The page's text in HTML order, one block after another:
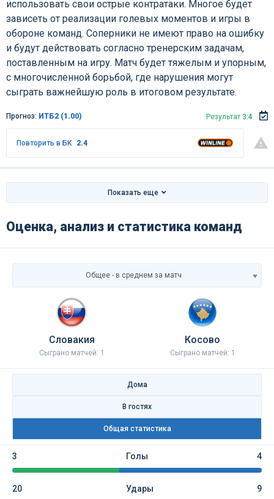
использовать свои острые контратаки. Многое будет
зависеть от реализации голевых моментов и игры в
обороне команд. Соперники не имеют право на ошибку
и будут действовать согласно тренерским задачам,
поставленным на игру. Матч будет тяжелым и упорным,
с многочисленной борьбой, где нарушения могут
сыграть важнейшую роль в итоговом результате.
Прогноз: ИТБ2 (1.00) Результат 3:4
Повторить в БК 2.4
Показать еще
Оценка, анализ и статистика команд
Словакия
Сыграно матчей: 1
Общее - в среднем за матч
Косово
Сыграно матчей: 1
Дома
В гостях
Общая статистика
3 Голы 4
20 Удары 9